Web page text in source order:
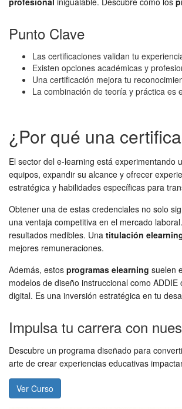
Punto Clave
Las certificaciones validan tu
Existen opciones académicas y
Una certificación mejora tu
La combinación de teoría y práctica es
¿Por qué una
El sector del e-learning está experimentando
equipos, expandir su alcance y ofrecer
estratégica y habilidades específicas para
Obtener una de estas credenciales no solo
una ventaja competitiva en el mercado
resultados medibles. Una titulación
mejores remuneraciones.
Además, estos programas elearning suelen
modelos de diseño instruccional como
digital. Es una inversión estratégica en tu
Impulsa tu carrera con
Descubre un programa diseñado para
arte de crear experiencias educativas
Ver Curso